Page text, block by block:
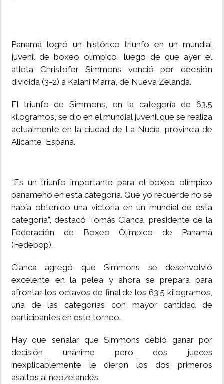
Panamá logró un histórico triunfo en un mundial
juvenil de boxeo olímpico, luego de que ayer el
atleta Christofer Simmons venció por decisión
dividida (3-2) a Kalani Marra, de Nueva Zelanda.
El triunfo de Simmons, en la categoría de 63.5
kilogramos, se dio en el mundial juvenil que se realiza
actualmente en la ciudad de La Nucía, provincia de
Alicante, España.
“Es un triunfo importante para el boxeo olímpico
panameño en esta categoría. Que yo recuerde no se
había obtenido una victoria en un mundial de esta
categoría”, destacó Tomás Cianca, presidente de la
Federación de Boxeo Olímpico de Panamá
(Fedebop).
Cianca agregó que Simmons se desenvolvió
excelente en la pelea y ahora se prepara para
afrontar los octavos de final de los 63.5 kilogramos,
una de las categorías con mayor cantidad de
participantes en este torneo.
Hay que señalar que Simmons debió ganar por
decisión unánime pero dos jueces
inexplicablemente le dieron los dos primeros
asaltos al neozelandés.